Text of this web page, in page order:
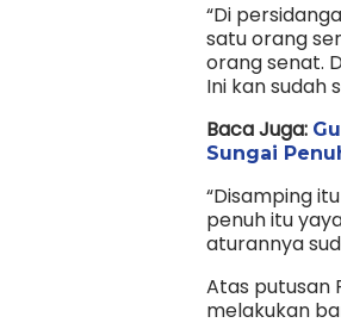
“Di
satu orang
orang senat.
Ini kan sudah
Baca Juga:
Sungai
“Disamping
penuh itu
aturannya
Atas putusan
melakukan